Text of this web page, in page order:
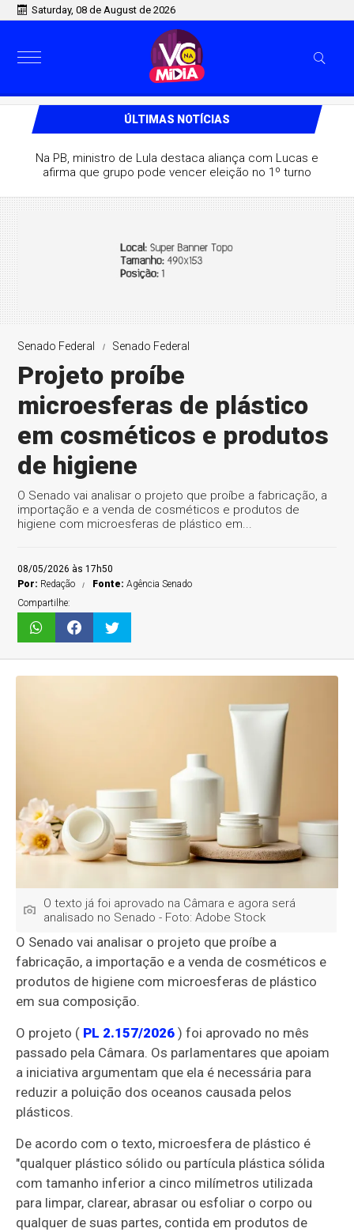
Saturday, 08 de August de 2026
ÚLTIMAS NOTÍCIAS
Na PB, ministro de Lula destaca aliança com Lucas e
afirma que grupo pode vencer eleição no 1º turno
Senado Federal Senado Federal
Projeto proíbe
microesferas de plástico
em cosméticos e produtos
de higiene
O Senado vai analisar o projeto que proíbe a fabricação, a
importação e a venda de cosméticos e produtos de
higiene com microesferas de plástico em...
08/05/2026 às 17h50
Por: Redação Fonte:Agência Senado
Compartilhe:
O texto já foi aprovado na Câmara e agora será
analisado no Senado - Foto: Adobe Stock
O Senado vai analisar o projeto que proíbe a
fabricação, a importação e a venda de cosméticos e
produtos de higiene com microesferas de plástico
em sua composição.
O projeto ( PL 2.157/2026 ) foi aprovado no mês
passado pela Câmara. Os parlamentares que apoiam
a iniciativa argumentam que ela é necessária para
reduzir a poluição dos oceanos causada pelos
plásticos.
De acordo com o texto, microesfera de plástico é
"qualquer plástico sólido ou partícula plástica sólida
com tamanho inferior a cinco milímetros utilizada
para limpar, clarear, abrasar ou esfoliar o corpo ou
qualquer de suas partes, contida em produtos de